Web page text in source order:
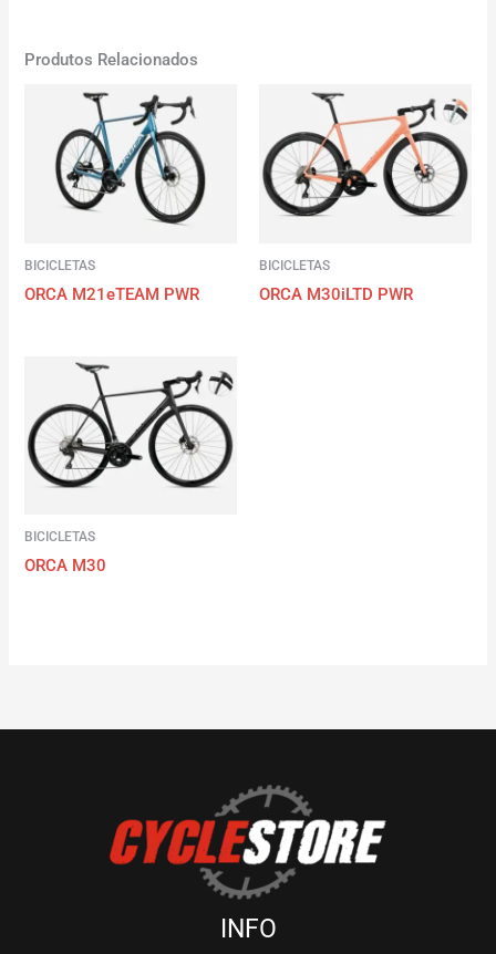
Produtos Relacionados
BICICLETAS
ORCA M21eTEAM PWR
BICICLETAS
ORCA M30iLTD PWR
BICICLETAS
ORCA M30
INFO